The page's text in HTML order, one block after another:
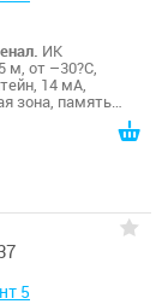
ИК
м, от –30?С,
14 мА,
зона, память
тестовых проходов
5